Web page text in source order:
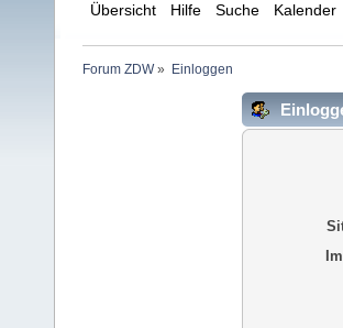
Übersicht Hilfe Suche Kalender
Forum ZDW» Einloggen